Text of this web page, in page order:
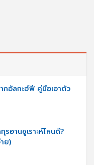
อัลกะฮ์ฟี คู่มือเอาตัว
อานซูเราะห์ไหนดี?
ย)